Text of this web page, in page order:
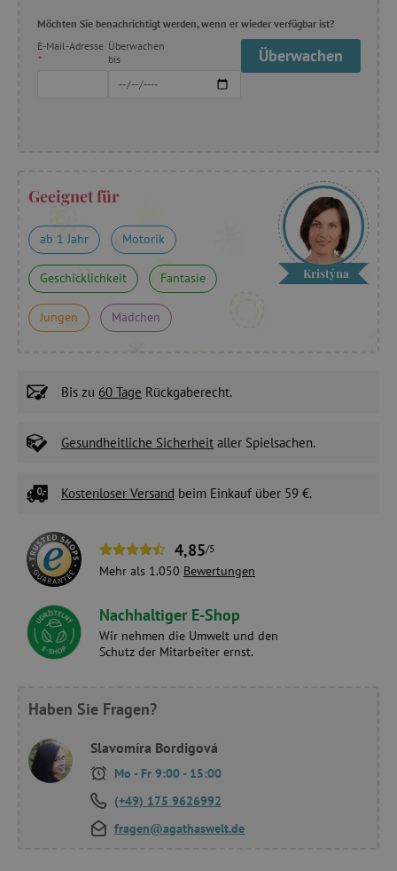
Möchten Sie benachrichtigt werden, wenn er wieder verfügbar ist?
E-Mail-Adresse
*
Überwachen
bis
Überwachen
Geeignet für
ab 1 Jahr Motorik
Geschicklichkeit Fantasie
Jungen Mädchen
Kristýna
Bis zu 60 Tage Rückgaberecht.
Gesundheitliche Sicherheit aller Spielsachen.
Kostenloser Versand beim Einkauf über 59 €.
4,85/5
Mehr als 1.050 Bewertungen
Nachhaltiger E-Shop
Wir nehmen die Umwelt und den
Schutz der Mitarbeiter ernst.
Haben Sie Fragen?
Slavomíra Bordigová
Mo - Fr 9:00 - 15:00
(+49) 175 9626992
fragen@agathaswelt.de